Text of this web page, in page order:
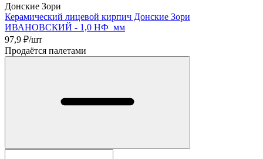
Донские Зори
Керамический лицевой кирпич Донские Зори
ИВАНОВСКИЙ - 1,0 НФ мм
97,9 ₽/шт
Продаётся палетами